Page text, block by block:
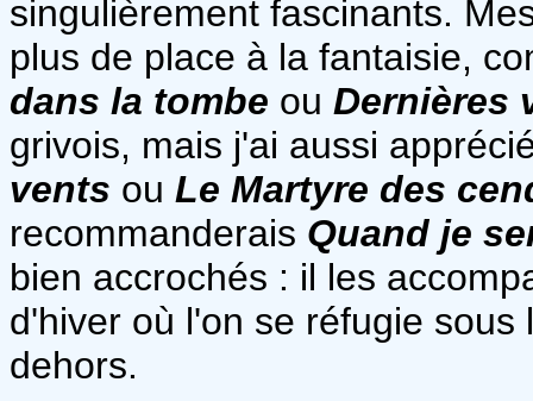
singulièrement fascinants.
plus de place à la fantaisie,
dans la tombe ou Dernières
grivois, mais j'ai aussi
vents ou Le Martyre des
recommanderais Quand je
bien accrochés : il les
d'hiver où l'on se réfugie
dehors.